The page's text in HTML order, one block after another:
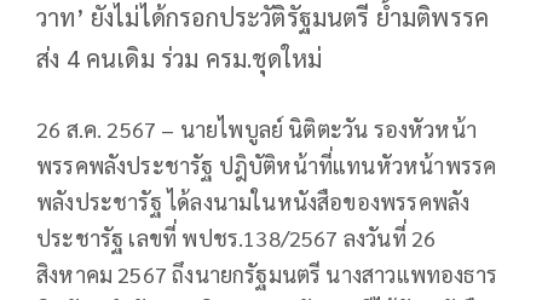
วาท’ ยังไม่ได้กรอกประวัติรัฐมนตรี ย้ำมติพรรค
ส่ง 4 คนเดิม ร่วม ครม.ชุดใหม่
26 ส.ค. 2567 – นายไพบูลย์ นิติตะวัน รองหัวหน้า
พรรคพลังประชารัฐ ปฎิบัติหน้าที่แทนหัวหน้าพรรค
พลังประชารัฐ ได้ลงนามในหนังสือของพรรคพลัง
ประชารัฐ เลขที่ พปชร.138/2567 ลงวันที่ 26
สิงหาคม 2567 ถึงนายกรัฐมนตรี นางสาวแพทองธาร